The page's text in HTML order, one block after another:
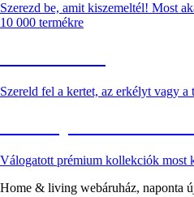
Szerezd be, amit kiszemeltél! Most
10 000 termékre
Szereld fel a kertet, az erkélyt vagy a
Válogatott prémium kollekciók most
Home & living webáruház, naponta